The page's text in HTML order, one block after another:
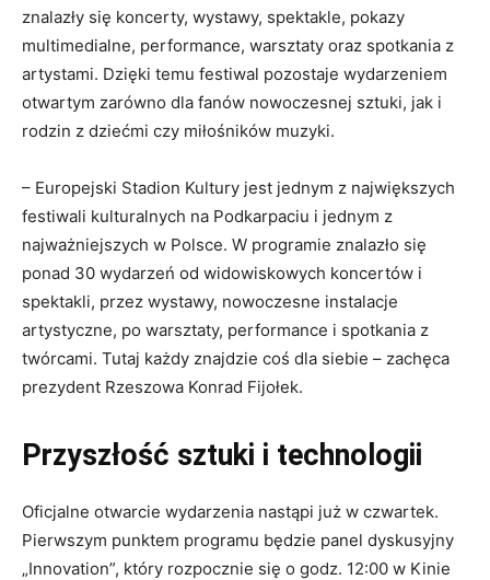
znalazły się koncerty, wystawy, spektakle, pokazy
multimedialne, performance, warsztaty oraz spotkania z
artystami. Dzięki temu festiwal pozostaje wydarzeniem
otwartym zarówno dla fanów nowoczesnej sztuki, jak i
rodzin z dziećmi czy miłośników muzyki.
– Europejski Stadion Kultury jest jednym z największych
festiwali kulturalnych na Podkarpaciu i jednym z
najważniejszych w Polsce. W programie znalazło się
ponad 30 wydarzeń od widowiskowych koncertów i
spektakli, przez wystawy, nowoczesne instalacje
artystyczne, po warsztaty, performance i spotkania z
twórcami. Tutaj każdy znajdzie coś dla siebie – zachęca
prezydent Rzeszowa Konrad Fijołek.
Przyszłość sztuki i technologii
Oficjalne otwarcie wydarzenia nastąpi już w czwartek.
Pierwszym punktem programu będzie panel dyskusyjny
„Innovation”, który rozpocznie się o godz. 12:00 w Kinie